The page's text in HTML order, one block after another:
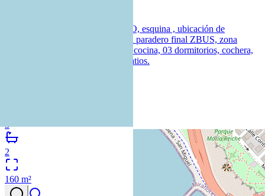
Casa en Huaral, a lado de TAMBO, esquina , ubicación de
restaurante PEZ DE ORO, cerca a paradero final ZBUS, zona
comercial, 160m2 , Sala comedor, cocina, 03 dormitorios, cochera,
patios, acceso azotea, 02 baños, patios.
3
2
160 m²